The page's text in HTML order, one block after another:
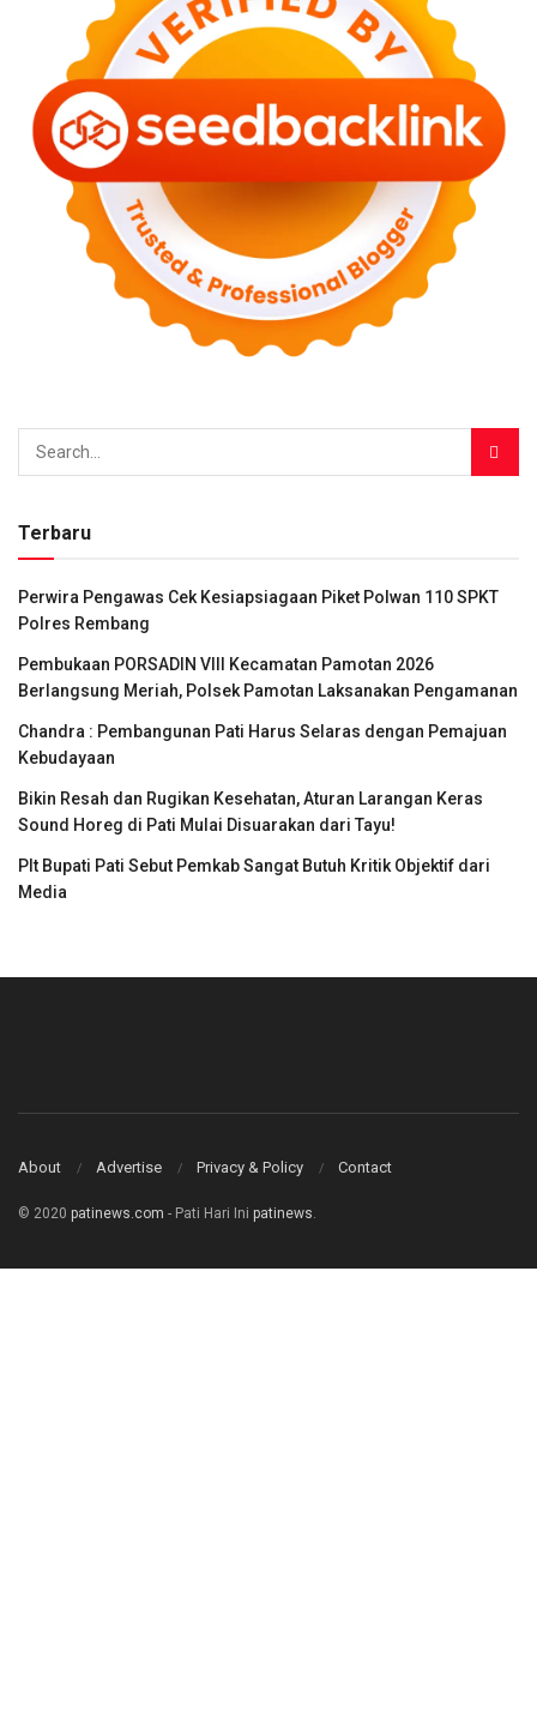
Terbaru
Perwira Pengawas Cek Kesiapsiagaan Piket Polwan 110 SPKT
Polres Rembang
Pembukaan PORSADIN VIII Kecamatan Pamotan 2026
Berlangsung Meriah, Polsek Pamotan Laksanakan Pengamanan
Chandra : Pembangunan Pati Harus Selaras dengan Pemajuan
Kebudayaan
Bikin Resah dan Rugikan Kesehatan, Aturan Larangan Keras
Sound Horeg di Pati Mulai Disuarakan dari Tayu!
Plt Bupati Pati Sebut Pemkab Sangat Butuh Kritik Objektif dari
Media
About Advertise Privacy & Policy Contact
© 2020 patinews.com - Pati Hari Ini patinews.